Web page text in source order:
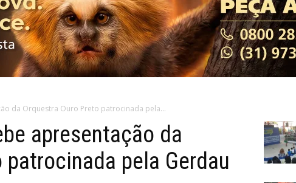
da Orquestra Ouro Preto patrocinada pela...
apresentação da
pela Gerdau